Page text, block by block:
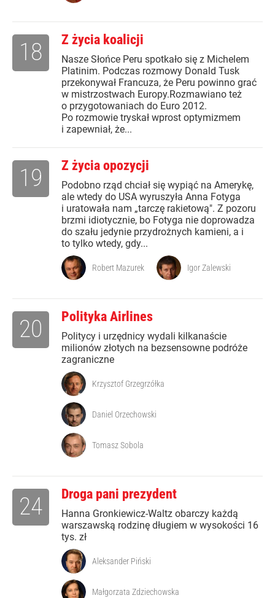
Z życia koalicji
Nasze Słońce Peru spotkało się z Michelem
Platinim. Podczas rozmowy Donald Tusk
przekonywał Francuza, że Peru powinno grać
w mistrzostwach Europy.Rozmawiano też
o przygotowaniach do Euro 2012.
Po rozmowie tryskał wprost optymizmem
i zapewniał, że...
18
Z życia opozycji
Podobno rząd chciał się wypiąć na Amerykę,
ale wtedy do USA wyruszyła Anna Fotyga
i uratowała nam „tarczę rakietową". Z pozoru
brzmi idiotycznie, bo Fotyga nie doprowadza
do szału jedynie przydrożnych kamieni, a i
to tylko wtedy, gdy...
19
Robert Mazurek Igor Zalewski
Polityka Airlines
Politycy i urzędnicy wydali kilkanaście
milionów złotych na bezsensowne podróże
zagraniczne
20
Krzysztof Grzegrzółka
Daniel Orzechowski
Tomasz Sobola
Droga pani prezydent
Hanna Gronkiewicz-Waltz obarczy każdą
warszawską rodzinę długiem w wysokości 16
tys. zł
24
Aleksander Piński
Małgorzata Zdziechowska